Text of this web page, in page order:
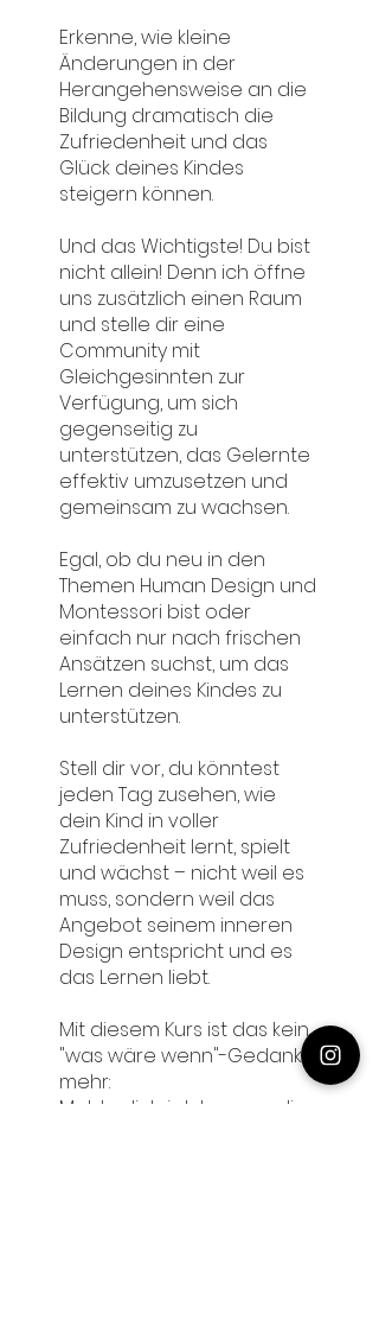
Erkenne, wie kleine
Änderungen in der
Herangehensweise an die
Bildung dramatisch die
Zufriedenheit und das
Glück deines Kindes
steigern können.
Und das Wichtigste! Du bist
nicht allein! Denn ich öffne
uns zusätzlich einen Raum
und stelle dir eine
Community mit
Gleichgesinnten zur
Verfügung, um sich
gegenseitig zu
unterstützen, das Gelernte
effektiv umzusetzen und
gemeinsam zu wachsen.
Egal, ob du neu in den
Themen Human Design und
Montessori bist oder
einfach nur nach frischen
Ansätzen suchst, um das
Lernen deines Kindes zu
unterstützen.
Stell dir vor, du könntest
jeden Tag zusehen, wie
dein Kind in voller
Zufriedenheit lernt, spielt
und wächst – nicht weil es
muss, sondern weil das
Angebot seinem inneren
Design entspricht und es
das Lernen liebt.
Mit diesem Kurs ist das kein
"was wäre wenn"-Gedanke
mehr:
Melde dich jetzt an, um die